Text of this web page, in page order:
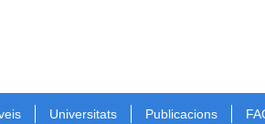
Universitats Publicacions